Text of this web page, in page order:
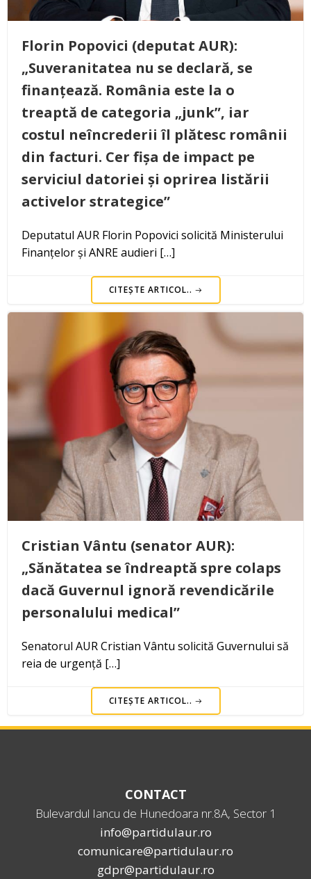
Florin Popovici (deputat AUR):
„Suveranitatea nu se declară, se
finanțează. România este la o
treaptă de categoria „junk”, iar
costul neîncrederii îl plătesc românii
din facturi. Cer fișa de impact pe
serviciul datoriei și oprirea listării
activelor strategice”
Deputatul AUR Florin Popovici solicită Ministerului
Finanțelor și ANRE audieri […]
CITEȘTE ARTICOL..
Cristian Vântu (senator AUR):
„Sănătatea se îndreaptă spre colaps
dacă Guvernul ignoră revendicările
personalului medical”
Senatorul AUR Cristian Vântu solicită Guvernului să
reia de urgență […]
CITEȘTE ARTICOL..
CONTACT
Bulevardul Iancu de Hunedoara nr.8A, Sector 1
info@partidulaur.ro
comunicare@partidulaur.ro
gdpr@partidulaur.ro